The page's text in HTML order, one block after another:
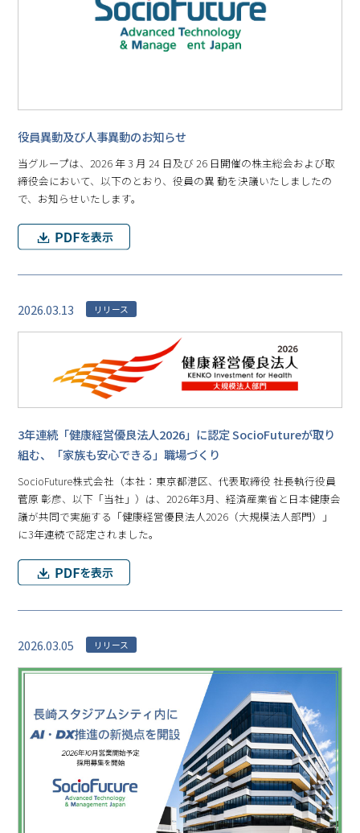
役員異動及び人事異動のお知らせ
当グループは、2026 年 3 月 24 日及び 26 日開催の株主総会および取
締役会において、以下のとおり、役員の異 動を決議いたしましたの
で、お知らせいたします。
2026.03.13 リリース
3年連続「健康経営優良法人2026」に認定 SocioFutureが取り
組む、「家族も安心できる」職場づくり
SocioFuture株式会社（本社：東京都港区、代表取締役 社長執行役員
菅原 彰彦、以下「当社」）は、2026年3月、経済産業省と日本健康会
議が共同で実施する「健康経営優良法人2026（大規模法人部門）」
に3年連続で認定されました。
2026.03.05 リリース